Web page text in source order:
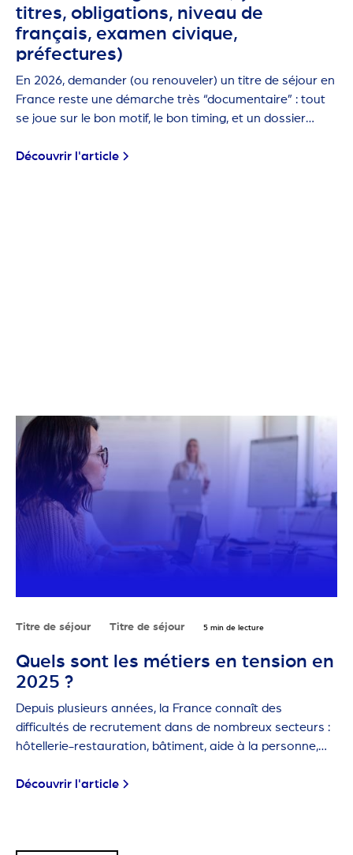
titres, obligations, niveau de
français, examen civique,
préfectures)
En 2026, demander (ou renouveler) un titre de séjour en
France reste une démarche très “documentaire” : tout
se joue sur le bon motif, le bon timing, et un dossier
Découvrir l'article
Titre de séjour Titre de séjour 5 min de lecture
Quels sont les métiers en tension en
2025 ?
Depuis plusieurs années, la France connaît des
difficultés de recrutement dans de nombreux secteurs :
hôtellerie-restauration, bâtiment, aide à la personne,
employeurs ont de plus en plus de mal à trouver des
Découvrir l'article